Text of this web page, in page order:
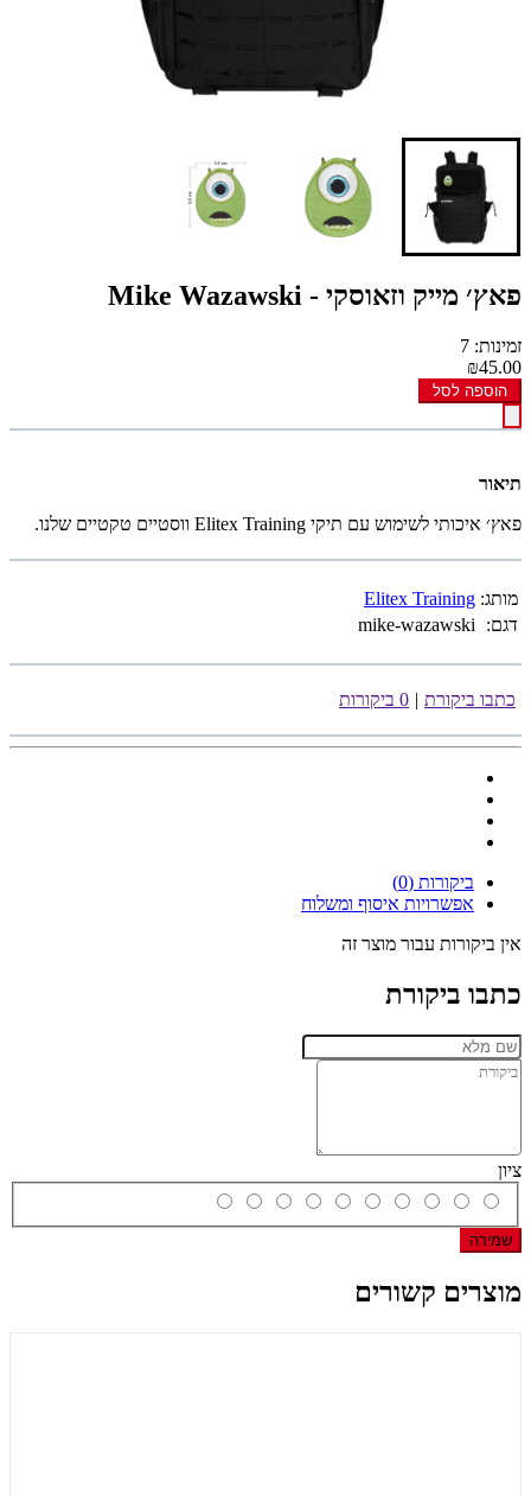
פאץ׳ מייק וזאוסקי - Mike Wazawski
זמינות: 7
₪45.00
הוספה לסל
תיאור
פאץ׳ איכותי לשימוש עם תיקי Elitex Training ווסטיים טקטיים שלנו.
מותג: Elitex Training
דגם:
mike-wazawski
כתבו ביקורת | 0 ביקורות
ביקורות (0)
אפשרויות איסוף ומשלוח
אין ביקורות עבור מוצר זה
כתבו ביקורת
ציון
שמירה
מוצרים קשורים